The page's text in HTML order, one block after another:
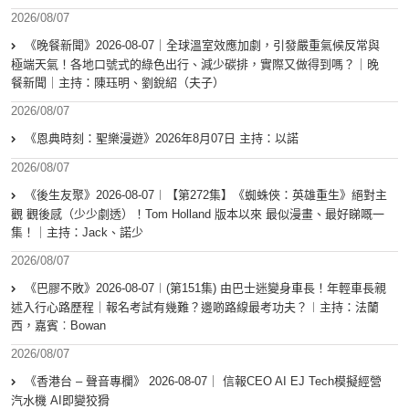
2026/08/07
《晚餐新聞》2026-08-07｜全球溫室效應加劇，引發嚴重氣候反常與
極端天氣！各地口號式的綠色出行、減少碳排，實際又做得到嗎？｜晚
餐新聞｜主持：陳珏明、劉銳紹（夫子）
2026/08/07
《恩典時刻：聖樂漫遊》2026年8月07日 主持：以諾
2026/08/07
《後生友聚》2026-08-07︱【第272集】《蜘蛛俠：英雄重生》絕對主
觀 觀後感（少少劇透）！Tom Holland 版本以來 最似漫畫、最好睇嘅一
集！｜主持：Jack、諾少
2026/08/07
《巴膠不敗》2026-08-07︱(第151集) 由巴士迷變身車長！年輕車長親
述入行心路歷程｜報名考試有幾難？邊啲路線最考功夫？︱主持：法蘭
西，嘉賓︰Bowan
2026/08/07
《香港台 – 聲音專欄》 2026-08-07｜ 信報CEO AI EJ Tech模擬經營
汽水機 AI即變狡猾